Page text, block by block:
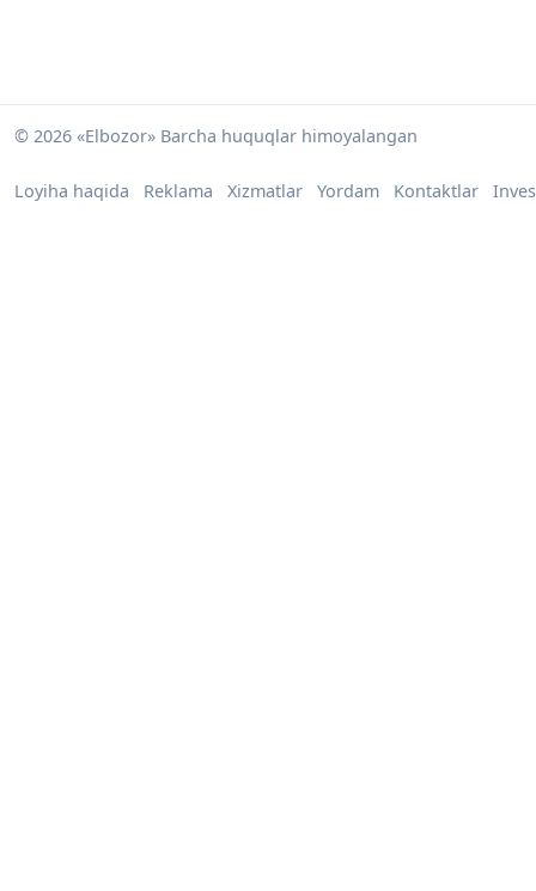
© 2026 «Elbozor» Barcha huquqlar himoyalangan
Loyiha haqida Reklama Xizmatlar Yordam Kontaktlar